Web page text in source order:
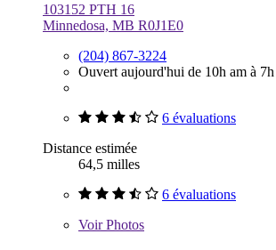
103152 PTH 16
Minnedosa, MB R0J1E0
(204) 867-3224
Ouvert aujourd'hui de 10h am à
6 évaluations
Distance estimée
64,5 milles
6 évaluations
VoirPhotos